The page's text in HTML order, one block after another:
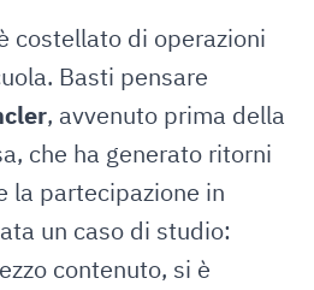
costellato di operazioni
Basti pensare
, avvenuto prima della
che ha generato ritorni
la partecipazione in
un caso di studio:
contenuto, si è